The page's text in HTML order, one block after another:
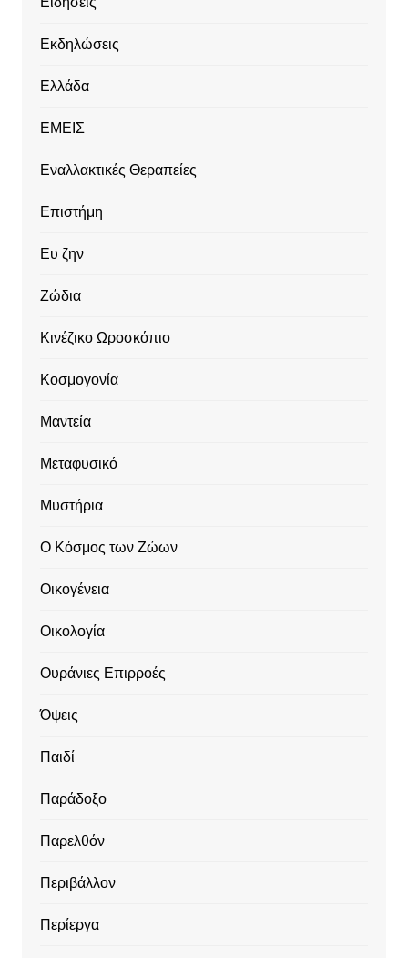
Εκδηλώσεις
Ελλάδα
ΕΜΕΙΣ
Εναλλακτικές Θεραπείες
Επιστήμη
Ευ ζην
Ζώδια
Κινέζικο Ωροσκόπιο
Κοσμογονία
Μαντεία
Μεταφυσικό
Μυστήρια
Ο Κόσμος των Ζώων
Οικογένεια
Οικολογία
Ουράνιες Επιρροές
Όψεις
Παιδί
Παράδοξο
Παρελθόν
Περιβάλλον
Περίεργα